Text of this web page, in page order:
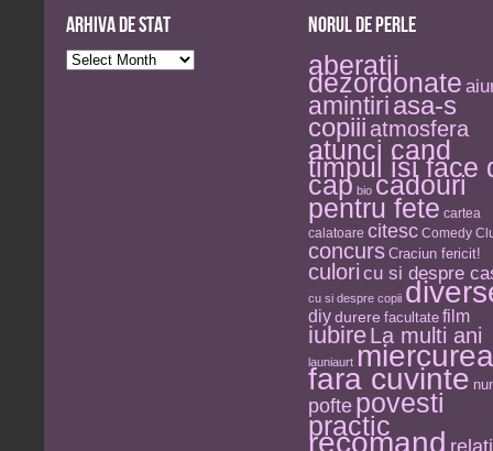
Arhiva de stat
Arhiva
de
Norul de perle
aberatii
dezordonate
amintiriasa-s
copiii atmosfera
atunci cand
timpul isi face
cap bio cadouri
pentru fete cartea
calatoare citesc Comedy
concurs Craciun fericit!
culori cu si despre
cu si despre copii
diydurere facultate film
iubireLa multi ani
launiaurt miercurea
fara cuvinte
pofte povesti
practic
recomand